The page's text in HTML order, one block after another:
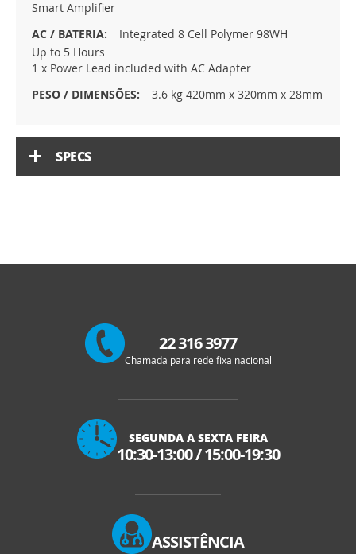
Smart Amplifier
Integrated 8 Cell Polymer 98WH
Up to 5 Hours
1 x Power Lead included with AC Adapter
3.6 kg 420mm x 320mm x 28mm
SPECS
22 316 3977
Chamada para rede fixa nacional
SEGUNDA A SEXTA FEIRA
10:30-13:00/15:00-19:30
ASSISTÊNCIA